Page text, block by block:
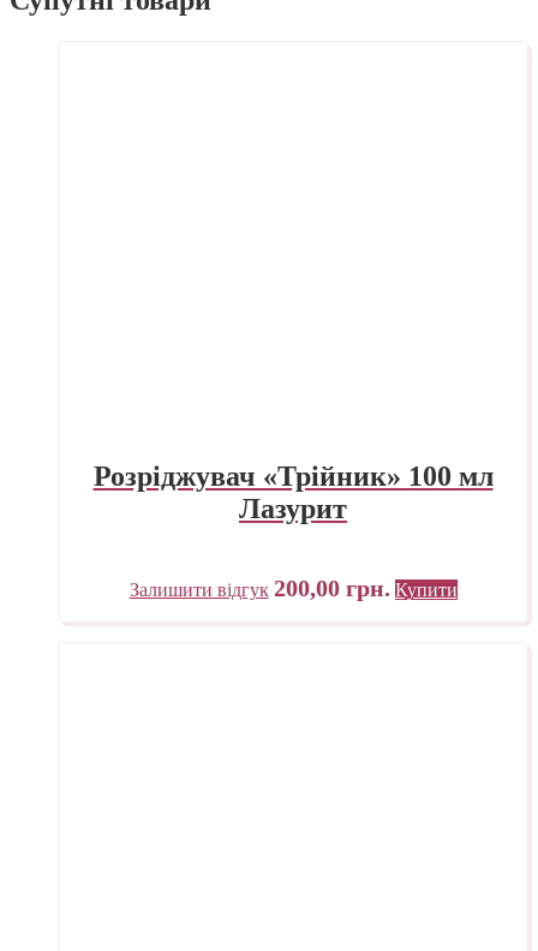
Розріджувач «Трійник» 100 мл
Лазурит
Залишити відгук 200,00 грн. Купити